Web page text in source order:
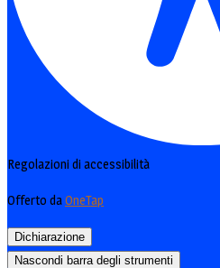
Regolazioni di accessibilità
Offerto daOneTap
Dichiarazione
Nascondi barra degli strumenti